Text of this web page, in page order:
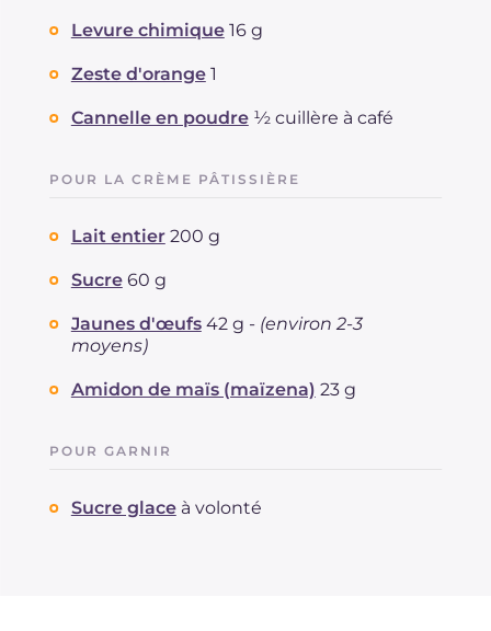
Levure chimique 16 g
Zeste d'orange 1
Cannelle en poudre ½ cuillère à café
POUR LA CRÈME PÂTISSIÈRE
Lait entier 200 g
Sucre 60 g
Jaunes d'œufs 42 g - (environ 2-3
moyens)
Amidon de maïs (maïzena) 23 g
POUR GARNIR
Sucre glace à volonté